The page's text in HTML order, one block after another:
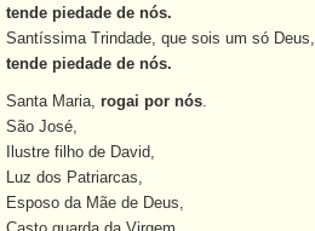
tende piedade de nós.
Santíssima Trindade, que sois um só Deus,
tende piedade de nós.
Santa Maria, rogai por nós.
São José,
Ilustre filho de David,
Luz dos Patriarcas,
Esposo da Mãe de Deus,